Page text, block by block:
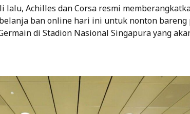
lalu, Achilles dan Corsa resmi
ban online hari ini untuk nonton
di Stadion Nasional Singapura yang